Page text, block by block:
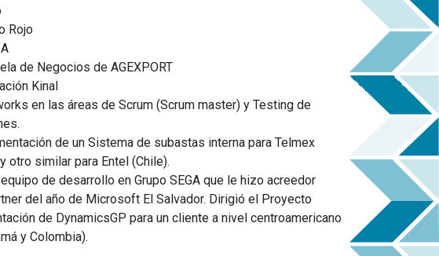
Rojo
de Negocios de AGEXPORT
Kinal
en las áreas de Scrum (Scrum master) y Testing de
de un Sistema de subastas interna para Telmex
otro similar para Entel (Chile).
de desarrollo en Grupo SEGA que le hizo acreedor
del año de Microsoft El Salvador. Dirigió el Proyecto
de DynamicsGP para un cliente a nivel centroamericano
y Colombia).